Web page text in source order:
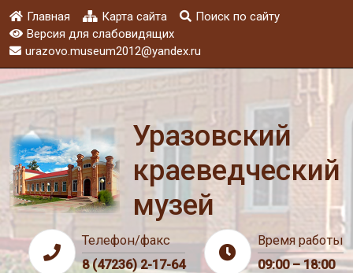
Главная Карта сайта
Поиск по сайту
Версия для слабовидящих
urazovo.museum2012@yandex.ru
Уразовский
краеведческий
музей
Телефон/факс
8 (47236) 2-17-64
Время работы
09:00 – 18:00